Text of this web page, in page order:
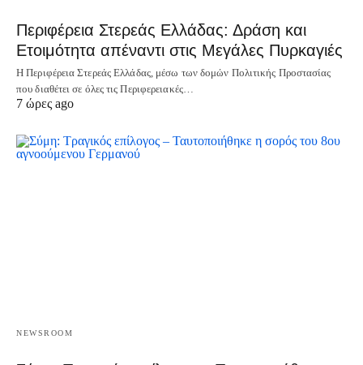
Περιφέρεια Στερεάς Ελλάδας: Δράση και
Ετοιμότητα απέναντι στις Μεγάλες Πυρκαγιές
Η Περιφέρεια Στερεάς Ελλάδας, μέσω των δομών Πολιτικής Προστασίας
που διαθέτει σε όλες τις Περιφερειακές…
7 ώρες ago
NEWSROOM